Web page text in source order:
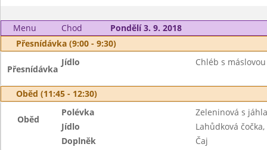
Menu Chod
Pondělí 3. 9. 2018
Přesnídávka (9:00 - 9:30)
Přesnídávka
Jídlo Chléb s
Oběd (11:45 - 12:30)
Oběd
Polévka
Zeleninová s
Jídlo
Lahůdková
Doplněk
Čaj